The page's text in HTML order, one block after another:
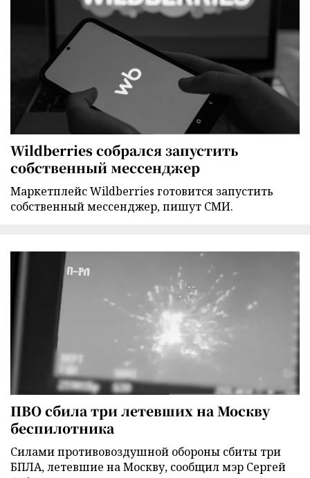
Wildberries собрался запустить
собственный мессенджер
Маркетплейс Wildberries готовится запустить
собственный мессенджер, пишут СМИ.
ПВО сбила три летевших на Москву
беспилотника
Силами противовоздушной обороны сбиты три
БПЛА, летевшие на Москву, сообщил мэр Сергей